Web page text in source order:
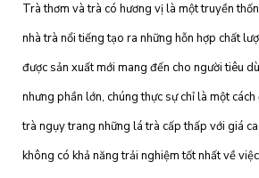
Trà thơm và trà có hương vị là một truyền
nhà trà nổi tiếng tạo ra những hỗn hợp chất
được sản xuất mới mang đến cho người tiêu
nhưng phần lớn, chúng thực sự chỉ là một
trà ngụy trang những lá trà cấp thấp với giá
không có khả năng trải nghiệm tốt nhất về